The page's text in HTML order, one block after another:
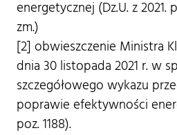
energetycznej (Dz.U. z 2021.
zm.)
[2] obwieszczenie Ministra
dnia 30 listopada 2021 r. w
szczegółowego wykazu
poprawie efektywności
poz. 1188).